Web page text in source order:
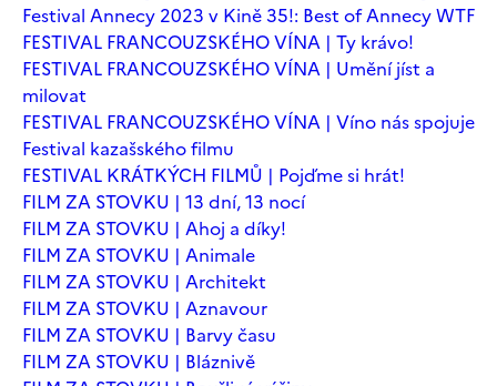
Festival Annecy 2023 v Kině 35!: Best of Annecy WTF
FESTIVAL FRANCOUZSKÉHO VÍNA | Ty krávo!
FESTIVAL FRANCOUZSKÉHO VÍNA | Umění jíst a
milovat
FESTIVAL FRANCOUZSKÉHO VÍNA | Víno nás spojuje
Festival kazašského filmu
FESTIVAL KRÁTKÝCH FILMŮ | Pojďme si hrát!
FILM ZA STOVKU | 13 dní, 13 nocí
FILM ZA STOVKU | Ahoj a díky!
FILM ZA STOVKU | Animale
FILM ZA STOVKU | Architekt
FILM ZA STOVKU | Aznavour
FILM ZA STOVKU | Barvy času
FILM ZA STOVKU | Bláznivě